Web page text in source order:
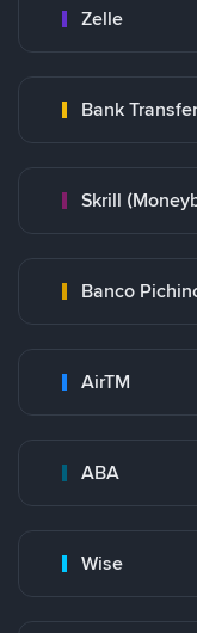
Zelle
Bank Transfer
Skrill
Banco
AirTM
ABA
Wise